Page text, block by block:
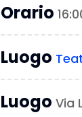
Orario
Luogo
Luogo Via